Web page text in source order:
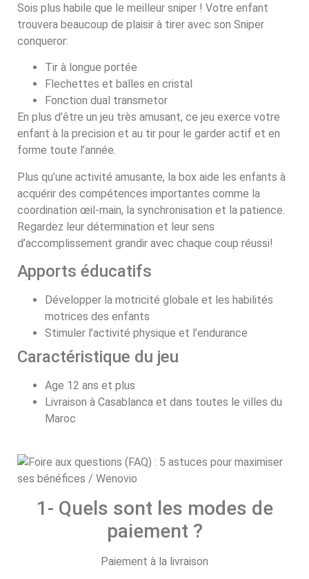
Sois plus habile que le meilleur sniper ! Votre enfant
trouvera beaucoup de plaisir à tirer avec son Sniper
conqueror:
Tir à longue portée
Flechettes et balles en cristal
Fonction dual transmetor
En plus d’être un jeu très amusant, ce jeu exerce votre
enfant à la precision et au tir pour le garder actif et en
forme toute l’année.
Plus qu’une activité amusante, la box aide les enfants à
acquérir des compétences importantes comme la
coordination œil-main, la synchronisation et la patience.
Regardez leur détermination et leur sens
d’accomplissement grandir avec chaque coup réussi!
Apports éducatifs
Développer la motricité globale et les habilités
motrices des enfants
Stimuler l’activité physique et l’endurance
Caractéristique du jeu
Age 12 ans et plus
Livraison à Casablanca et dans toutes le villes du
Maroc
1- Quels sont les modes de
paiement ?
Paiement à la livraison